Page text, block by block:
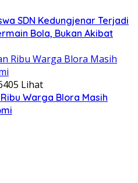
SDN Kedungjenar Terjadi
Bola, Bukan Akibat
405 Lihat
Warga Blora Masih